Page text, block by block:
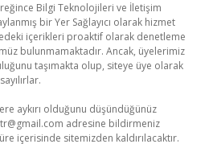
Bilgi Teknolojileri ve İletişim
bir Yer Sağlayıcı olarak hizmet
içerikleri proaktif olarak denetleme
bulunmamaktadır. Ancak, üyelerimiz
taşımakta olup, siteye üye olarak
aykırı olduğunu düşündüğünüz
adresine bildirmeniz
içerisinde sitemizden kaldırılacaktır.